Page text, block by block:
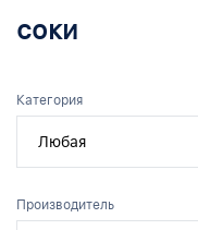
соки
Категория
Производитель